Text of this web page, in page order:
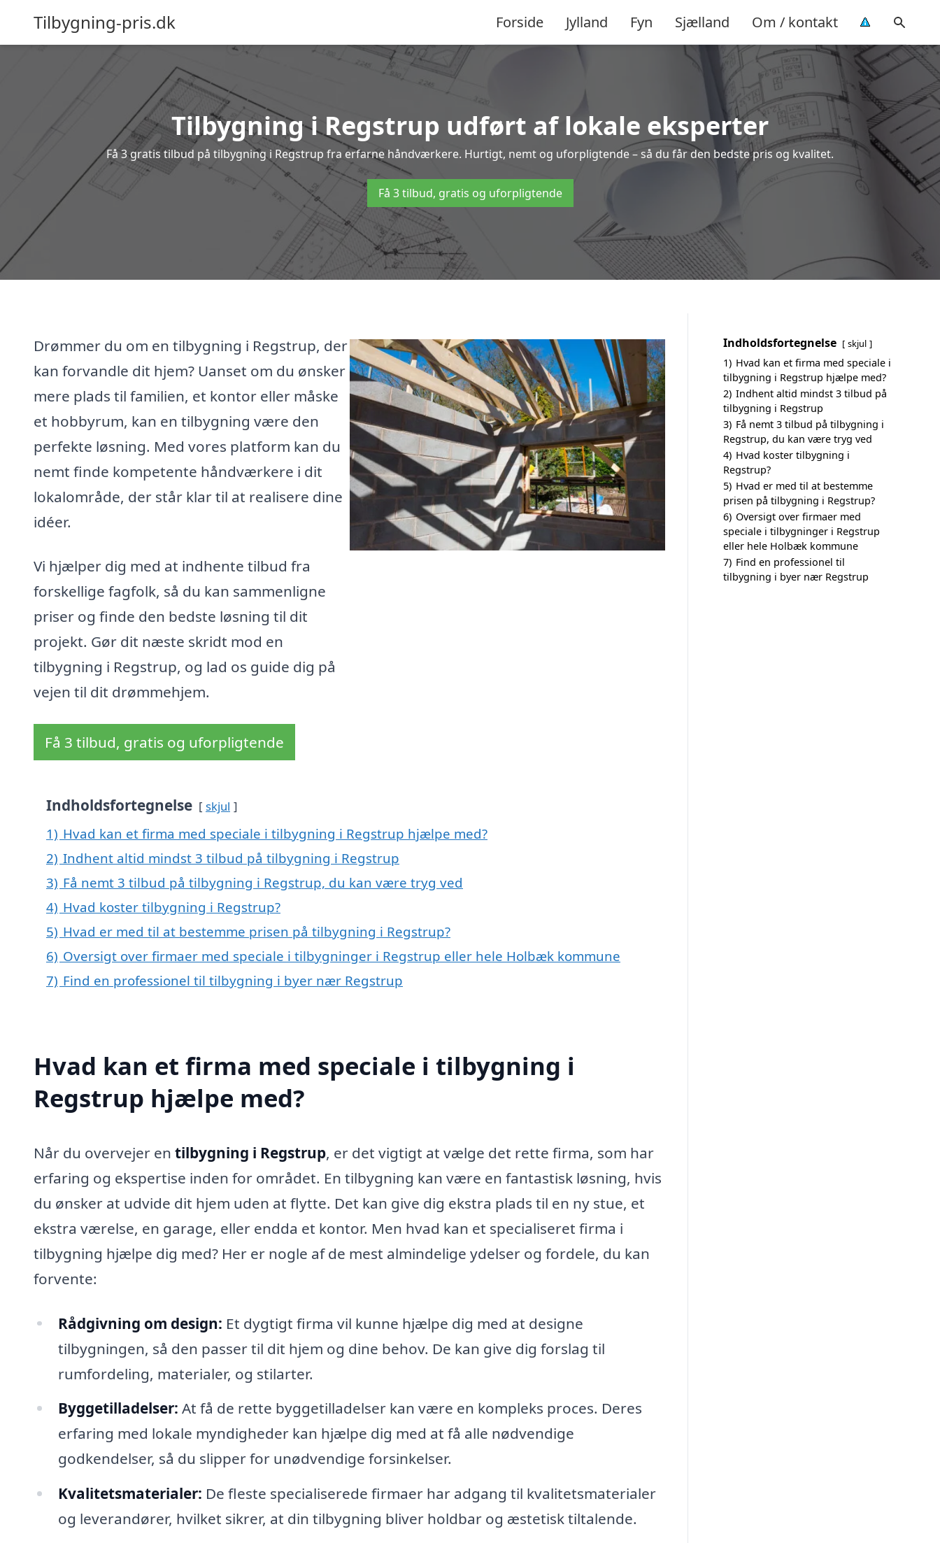
Tilbygning-pris.dk Forside Jylland Fyn Sjælland Om / kontakt
Tilbygning i Regstrup udført af lokale eksperter
Få 3 gratis tilbud på tilbygning i Regstrup fra erfarne håndværkere. Hurtigt, nemt og uforpligtende – så du får den bedste pris og kvalitet.
Få 3 tilbud, gratis og uforpligtende
Drømmer du om en tilbygning i Regstrup, der
kan forvandle dit hjem? Uanset om du ønsker
mere plads til familien, et kontor eller måske
et hobbyrum, kan en tilbygning være den
perfekte løsning. Med vores platform kan du
nemt finde kompetente håndværkere i dit
lokalområde, der står klar til at realisere dine
idéer.
Vi hjælper dig med at indhente tilbud fra
forskellige fagfolk, så du kan sammenligne
priser og finde den bedste løsning til dit
projekt. Gør dit næste skridt mod en
tilbygning i Regstrup, og lad os guide dig på
vejen til dit drømmehjem.
Få 3 tilbud, gratis og uforpligtende
Indholdsfortegnelse skjul
1) Hvad kan et firma med speciale i tilbygning i Regstrup hjælpe med?
2) Indhent altid mindst 3 tilbud på tilbygning i Regstrup
3) Få nemt 3 tilbud på tilbygning i Regstrup, du kan være tryg ved
4) Hvad koster tilbygning i Regstrup?
5) Hvad er med til at bestemme prisen på tilbygning i Regstrup?
6) Oversigt over firmaer med speciale i tilbygninger i Regstrup eller hele Holbæk kommune
7) Find en professionel til tilbygning i byer nær Regstrup
Hvad kan et firma med speciale i tilbygning i
Regstrup hjælpe med?
Når du overvejer en tilbygning i Regstrup, er det vigtigt at vælge det rette firma, som har
erfaring og ekspertise inden for området. En tilbygning kan være en fantastisk løsning, hvis
du ønsker at udvide dit hjem uden at flytte. Det kan give dig ekstra plads til en ny stue, et
ekstra værelse, en garage, eller endda et kontor. Men hvad kan et specialiseret firma i
tilbygning hjælpe dig med? Her er nogle af de mest almindelige ydelser og fordele, du kan
forvente:
Rådgivning om design: Et dygtigt firma vil kunne hjælpe dig med at designe
tilbygningen, så den passer til dit hjem og dine behov. De kan give dig forslag til
rumfordeling, materialer, og stilarter.
Byggetilladelser: At få de rette byggetilladelser kan være en kompleks proces. Deres
erfaring med lokale myndigheder kan hjælpe dig med at få alle nødvendige
godkendelser, så du slipper for unødvendige forsinkelser.
Kvalitetsmaterialer: De fleste specialiserede firmaer har adgang til kvalitetsmaterialer
og leverandører, hvilket sikrer, at din tilbygning bliver holdbar og æstetisk tiltalende.
Indholdsfortegnelse skjul
1) Hvad kan et firma med speciale i
tilbygning i Regstrup hjælpe med?
2) Indhent altid mindst 3 tilbud på
tilbygning i Regstrup
3) Få nemt 3 tilbud på tilbygning i
Regstrup, du kan være tryg ved
4) Hvad koster tilbygning i
Regstrup?
5) Hvad er med til at bestemme
prisen på tilbygning i Regstrup?
6) Oversigt over firmaer med
speciale i tilbygninger i Regstrup
eller hele Holbæk kommune
7) Find en professionel til
tilbygning i byer nær Regstrup